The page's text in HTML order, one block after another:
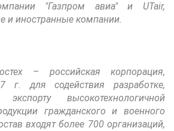
"Газпром авиа" и UTair,
и иностранные компании.
– российская корпорация,
г. для содействия разработке,
высокотехнологичной
гражданского и военного
входят более 700 организаций,